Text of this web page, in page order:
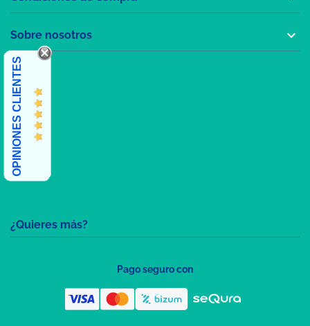
¿Quieres más?
Sobre nosotros 
OPINIONES CLIENTES
Pago seguro con